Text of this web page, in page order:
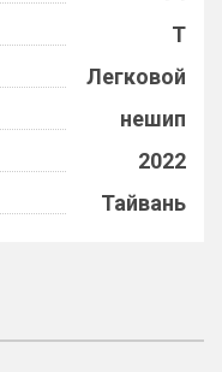
T
Легковой
нешип
2022
Тайвань